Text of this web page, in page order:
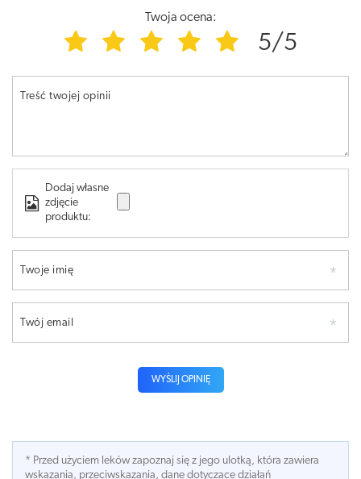
Twoja ocena:
5/5
Treść twojej opinii
Dodaj własne
zdjęcie
produktu:
Twoje imię
Twój email
WYŚLIJ OPINIĘ
* Przed użyciem leków zapoznaj się z jego ulotką, która zawiera
wskazania, przeciwskazania, dane dotyczace działań